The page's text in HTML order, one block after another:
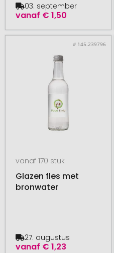
vanaf € 1,50
03. september
# 145.239796
vanaf 170 stuk
Glazen fles met
bronwater
vanaf € 1,23
27. augustus